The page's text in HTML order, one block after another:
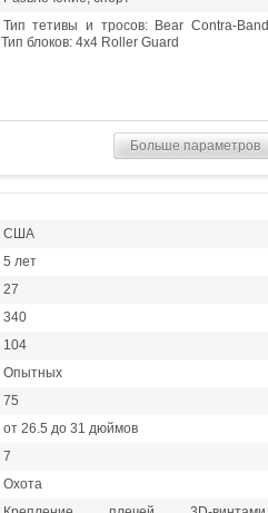
Тип тетивы и тросов: Bear Contra-Band
Тип блоков: 4x4 Roller Guard
Больше параметров
США
5 лет
27
340
104
Опытных
75
от 26.5 до 31 дюймов
7
Охота